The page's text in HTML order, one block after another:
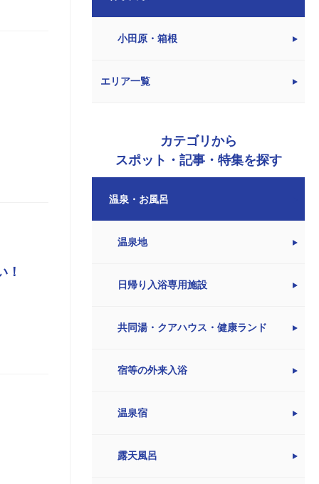
！
小田原・箱根
エリア一覧
カテゴリから
スポット・記事・特集を探す
温泉・お風呂
温泉地
日帰り入浴専用施設
共同湯・クアハウス・健康ランド
宿等の外来入浴
温泉宿
露天風呂